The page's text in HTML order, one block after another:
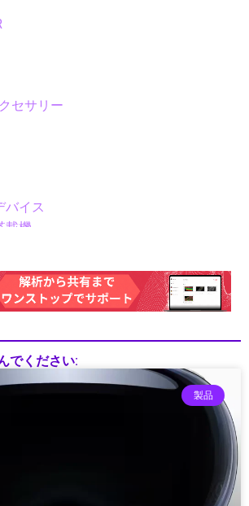
セサリー
バイス
載機
ェクター, 4Kネイティブ, アウトド
, ホームシアターガジェット, ワイヤ
器, 映像テクノロジー2025
ガジェット
ーム
でください:
製品